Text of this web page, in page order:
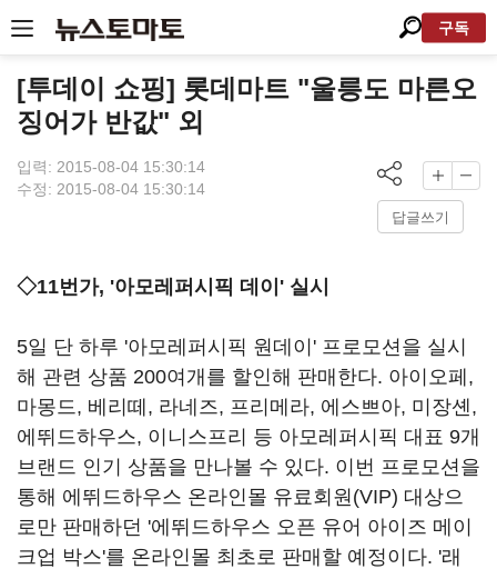
구독
[투데이 쇼핑] 롯데마트 "울릉도 마른오
징어가 반값" 외
입력: 2015-08-04 15:30:14
수정: 2015-08-04 15:30:14
답글쓰기
◇11번가, '아모레퍼시픽 데이' 실시
5일 단 하루 '아모레퍼시픽 원데이' 프로모션을 실시
해 관련 상품 200여개를 할인해 판매한다. 아이오페,
마몽드, 베리떼, 라네즈, 프리메라, 에스쁘아, 미장셴,
에뛰드하우스, 이니스프리 등 아모레퍼시픽 대표 9개
브랜드 인기 상품을 만나볼 수 있다. 이번 프로모션을
통해 에뛰드하우스 온라인몰 유료회원(VIP) 대상으
로만 판매하던 '에뛰드하우스 오픈 유어 아이즈 메이
크업 박스'를 온라인몰 최초로 판매할 예정이다. '래